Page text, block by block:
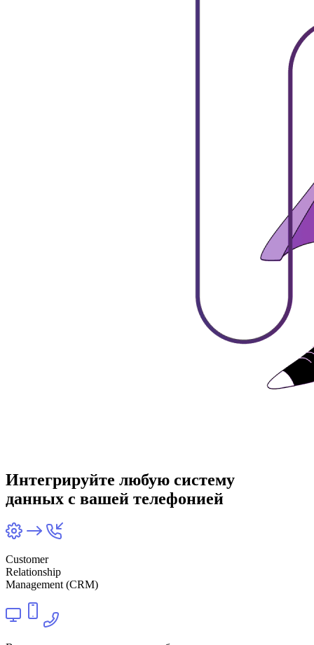
Интегрируйте любую систему
данных с вашей телефонией
Customer
Relationship
Management (CRM)